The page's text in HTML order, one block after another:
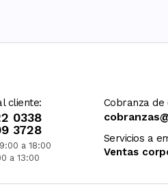
cliente:
0338
3728
a 18:00
a 13:00
Cobranza de
Servicios a
Ventas